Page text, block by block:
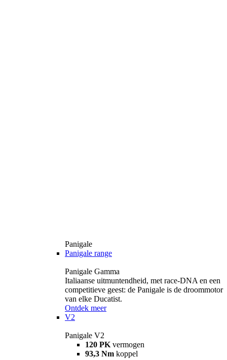
Panigale
Panigale range
Panigale Gamma
Italiaanse uitmuntendheid, met race-DNA en een
competitieve geest: de Panigale is de droommotor
van elke Ducatist.
Ontdek meer
V2
Panigale V2
120 PK vermogen
93,3 Nm koppel